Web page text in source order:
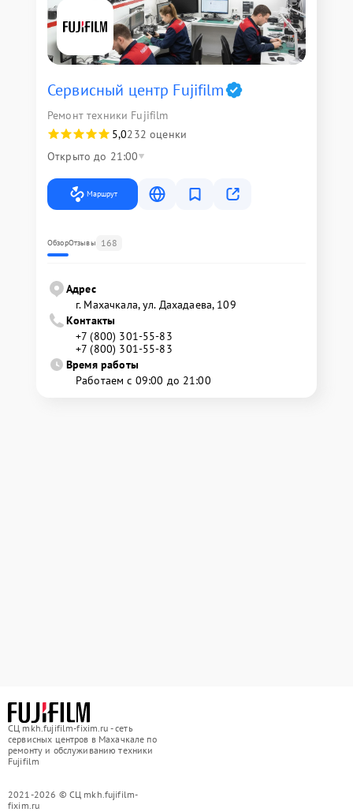
Сервисный центр Fujifilm
Ремонт техники Fujifilm
5,0232 оценки
Открыто до 21:00
Маршрут
ОбзорОтзывы 168
Адрес
г. Махачкала, ул. Дахадаева, 109
Контакты
+7 (800) 301-55-83
+7 (800) 301-55-83
Время работы
Работаем с 09:00 до 21:00
СЦ mkh.fujifilm-fixim.ru - сеть
сервисных центров в Махачкале по
ремонту и обслуживанию техники
Fujifilm
2021-2026 © СЦ mkh.fujifilm-
fixim.ru